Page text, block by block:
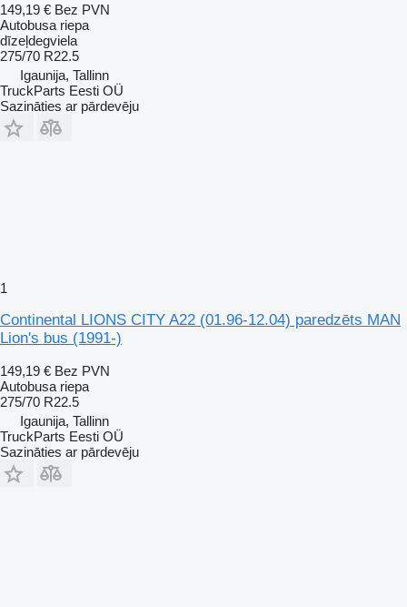
149,19 € Bez PVN
Autobusa riepa
dīzeļdegviela
275/70 R22.5
Igaunija, Tallinn
TruckParts Eesti OÜ
Sazināties ar pārdevēju
1
Continental LIONS CITY A22 (01.96-12.04) paredzēts MAN
Lion's bus (1991-)
149,19 € Bez PVN
Autobusa riepa
275/70 R22.5
Igaunija, Tallinn
TruckParts Eesti OÜ
Sazināties ar pārdevēju